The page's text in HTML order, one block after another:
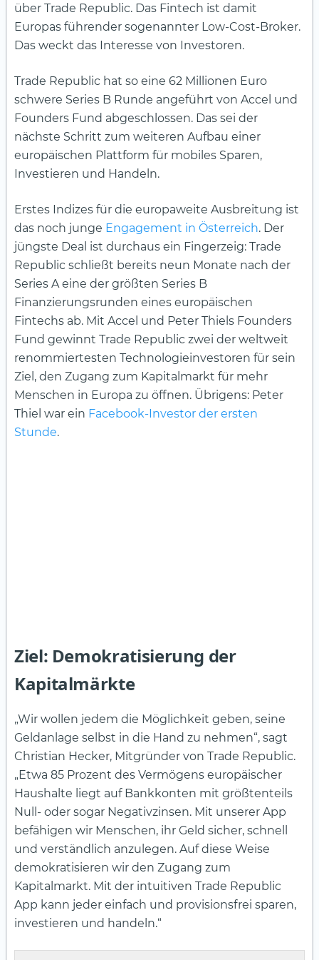
über Trade Republic. Das Fintech ist damit
Europas führender sogenannter Low-Cost-Broker.
Das weckt das Interesse von Investoren.
Trade Republic hat so eine 62 Millionen Euro
schwere Series B Runde angeführt von Accel und
Founders Fund abgeschlossen. Das sei der
nächste Schritt zum weiteren Aufbau einer
europäischen Plattform für mobiles Sparen,
Investieren und Handeln.
Erstes Indizes für die europaweite Ausbreitung ist
das noch junge Engagement in Österreich. Der
jüngste Deal ist durchaus ein Fingerzeig: Trade
Republic schließt bereits neun Monate nach der
Series A eine der größten Series B
Finanzierungsrunden eines europäischen
Fintechs ab. Mit Accel und Peter Thiels Founders
Fund gewinnt Trade Republic zwei der weltweit
renommiertesten Technologieinvestoren für sein
Ziel, den Zugang zum Kapitalmarkt für mehr
Menschen in Europa zu öffnen. Übrigens: Peter
Thiel war ein Facebook-Investor der ersten
Stunde.
Ziel: Demokratisierung der
Kapitalmärkte
„Wir wollen jedem die Möglichkeit geben, seine
Geldanlage selbst in die Hand zu nehmen“, sagt
Christian Hecker, Mitgründer von Trade Republic.
„Etwa 85 Prozent des Vermögens europäischer
Haushalte liegt auf Bankkonten mit größtenteils
Null- oder sogar Negativzinsen. Mit unserer App
befähigen wir Menschen, ihr Geld sicher, schnell
und verständlich anzulegen. Auf diese Weise
demokratisieren wir den Zugang zum
Kapitalmarkt. Mit der intuitiven Trade Republic
App kann jeder einfach und provisionsfrei sparen,
investieren und handeln.“